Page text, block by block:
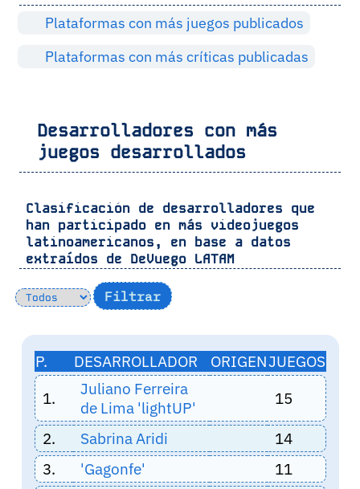
Plataformas con más juegos publicados
Plataformas con más críticas publicadas
Desarrolladores con más
juegos desarrollados
Clasificación de desarrolladores que
han participado en más videojuegos
latinoamericanos, en base a datos
extraídos de DeVuego LATAM
P. DESARROLLADOR ORIGENJUEGOS
1.
Juliano Ferreira
de Lima 'lightUP'
15
2. Sabrina Aridi
14
3.
'Gagonfe'
11